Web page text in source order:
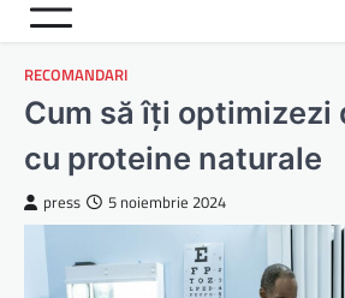
RECOMANDARI
Cum să îți optimizezi
cu proteine naturale
press 5 noiembrie 2024